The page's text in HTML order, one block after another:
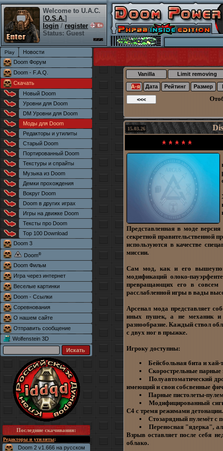
Welcome to U.A.C.
[O.S.A.]
login / register
Status: Guest
Новости
Doom Форум
Doom - F.A.Q.
Скачать
Новый Doom
Уровни для Doom
DM Уровни для Doom
Моды для Doom
Редакторы и утилиты
Старый Doom
Портированный Doom
Текстуры и спрайты
Музыка из Doom
Демки прохождения
Вокруг Doom
Doom в других играх
Игры на движке Doom
Тексты про Doom
Top 100 Download
Doom 3
Doom®
Doom Фильм
Игра через интернет
Веселые картинки
Doom - Ссылки
Соревнования
О нашем сайте
Отправить сообщение
Wolfenstein 3D
Последние скачивания:
Редакторы и утилиты:
Doom 2 v1.666 на русском
Vanilla Limit removing
А-я Дата Рейтинг Размер
15.03.26
Представленная в моде
секретной правительственной
используются в качестве
миссии.
Сам мод, как и его
модификаций олоко-
превращающих его в совсем
расслабленной игры в вады
Арсенал мода представляет
иных пушек, а не механик и
разнообразие. Каждый ствол
с двух ног в прыжке.
Игроку доступны:
Бейсбольная бита и хай-
Скорострельные
Полуавтоматический
имеющий и свои собсвенные
Парные пистолеты-
Модифицированный
C4 с тремя режимами детонации.
Стозарядный пулемёт с
Переносная "ядерка",
Взрыв оставляет после себя
облако.